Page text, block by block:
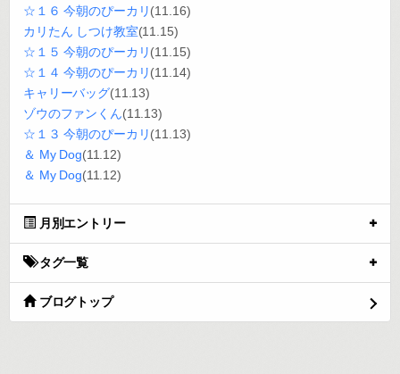
☆１６ 今朝のぴーカリ(11.16)
カリたん しつけ教室(11.15)
☆１５ 今朝のぴーカリ(11.15)
☆１４ 今朝のぴーカリ(11.14)
キャリーバッグ(11.13)
ゾウのファンくん(11.13)
☆１３ 今朝のぴーカリ(11.13)
＆ My Dog(11.12)
＆ My Dog(11.12)
月別エントリー
タグ一覧
ブログトップ